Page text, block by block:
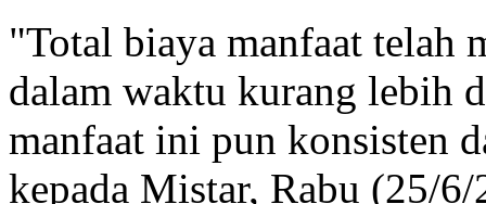
"Total biaya manfaat telah
dalam waktu kurang lebih
manfaat ini pun konsisten
kepada Mistar, Rabu (25/